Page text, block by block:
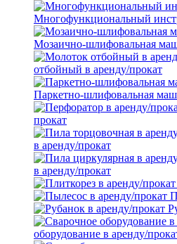
Многофункциональный
Мозаично-шлифовальная
отбойный в аренду/прокат
Паркетно-шлифовальная
прокат
в аренду/прокат
в аренду/прокат
оборудование в аренду/